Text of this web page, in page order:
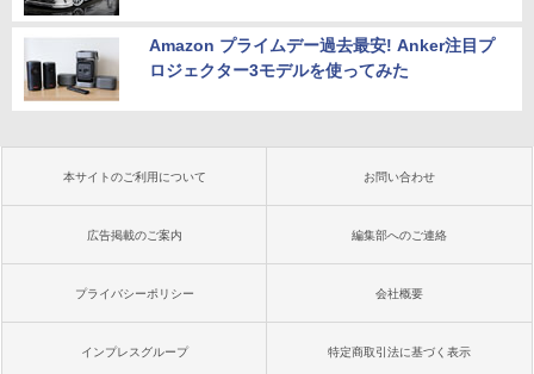
Amazon プライムデー過去最安! Anker注目プ
ロジェクター3モデルを使ってみた
本サイトのご利用について お問い合わせ
広告掲載のご案内 編集部へのご連絡
プライバシーポリシー 会社概要
インプレスグループ 特定商取引法に基づく表示